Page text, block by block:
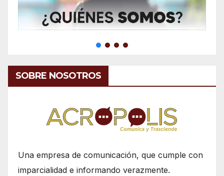
SOBRE NOSOTROS
Una empresa de comunicación, que cumple con
imparcialidad e informando verazmente.